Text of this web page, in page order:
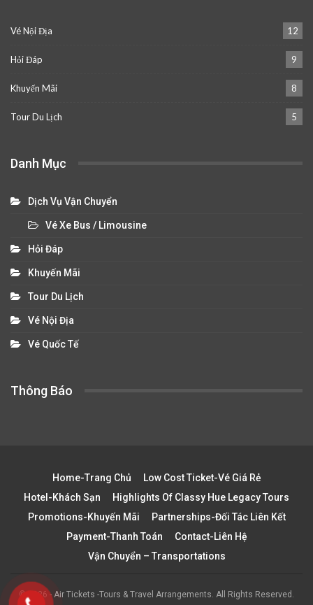
Vé Nội Địa 12
Hỏi Đáp 9
Khuyến Mãi 8
Tour Du Lịch 5
Danh Mục
Dịch Vụ Vận Chuyển
Vé Xe Bus / Limousine
Hỏi Đáp
Khuyến Mãi
Tour Du Lịch
Vé Nội Địa
Vé Quốc Tế
Thông Báo
Home-Trang Chủ
Low Cost Ticket-Vé Giá Rẻ
Hotel-Khách Sạn
Highlights Of Classy Hue Legacy Tours
Promotions-Khuyến Mãi
Partnerships-Đối Tác Liên Kết
Payment-Thanh Toán
Contact-Liên Hệ
Vận Chuyển – Transportations
© 2026 - Air Tickets -Tours & Travel Arrangements. All Rights Reserved.